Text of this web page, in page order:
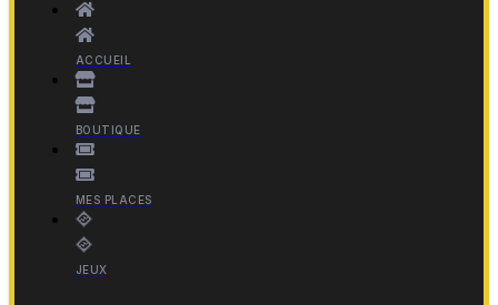
ACCUEIL
BOUTIQUE
MES PLACES
JEUX